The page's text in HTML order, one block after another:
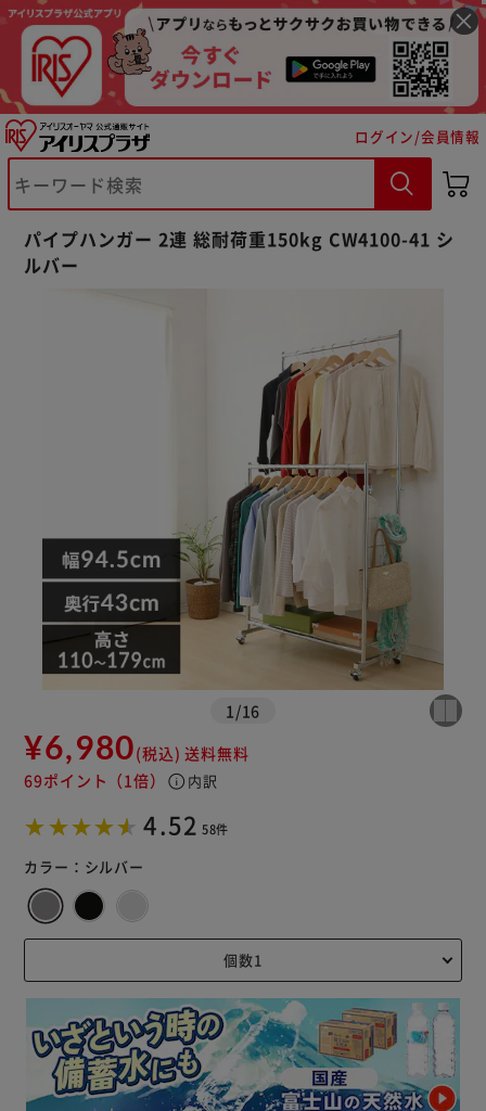
ログイン/会員情報
パイプハンガー 2連 総耐荷重150kg CW4100-41 シ
ルバー
1 /16
¥6,980(税込) 送料無料
69ポイント （1倍） info 内訳
4.52 58件
カラー： シルバー
※ご確認ください